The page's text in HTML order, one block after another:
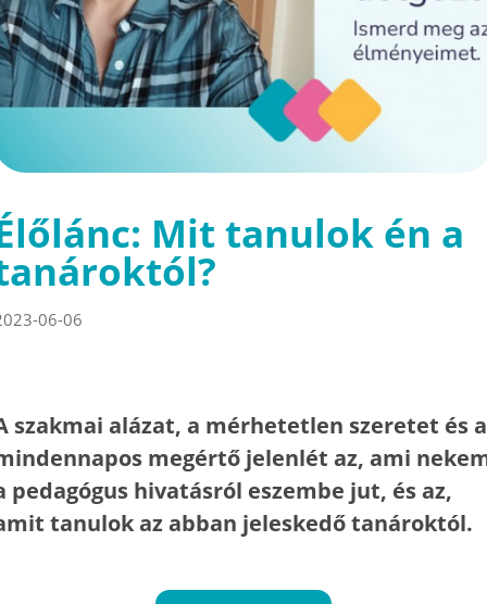
Mit tanulok én a
06-06
szakmai alázat, a mérhetetlen szeretet és a
megértő jelenlét az, ami
pedagógus hivatásról eszembe jut, és az,
tanulok az abban jeleskedő tanároktól.